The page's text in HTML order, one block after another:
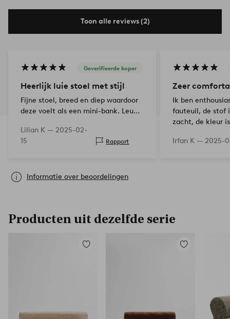
Toon alle reviews (2)
Geverifieerde koper
Heerlijk luie stoel met stijl
Fijne stoel, breed en diep waardoor
deze voelt als een mini-bank. Leuke
zwaar genoeg dat hij blijft staan
maar licht genoeg om te…
Lilian K — 2025-02-
15
Rapport
Zeer
Ik ben
fauteuil, de stof
zacht, de kleur
er weer anders
Irfan K — 2025-
Informatie over beoordelingen
Producten uit dezelfde serie
Toevoegen
Toevoegen